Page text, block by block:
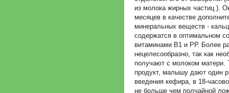
из молока жирных частиц ).
месяцев в качестве
минеральных веществ -
содержатся в оптимальном
витаминами В1 и РР. Более
нецелесообразно, так как
получают с молоком матери.
продукт, малышу дают один
введения кефира, в 18-
не больше чем полчайной